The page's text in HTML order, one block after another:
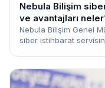
Nebula Bilişim
ve avantajları
Nebula Bilişim Genel
siber istihbarat